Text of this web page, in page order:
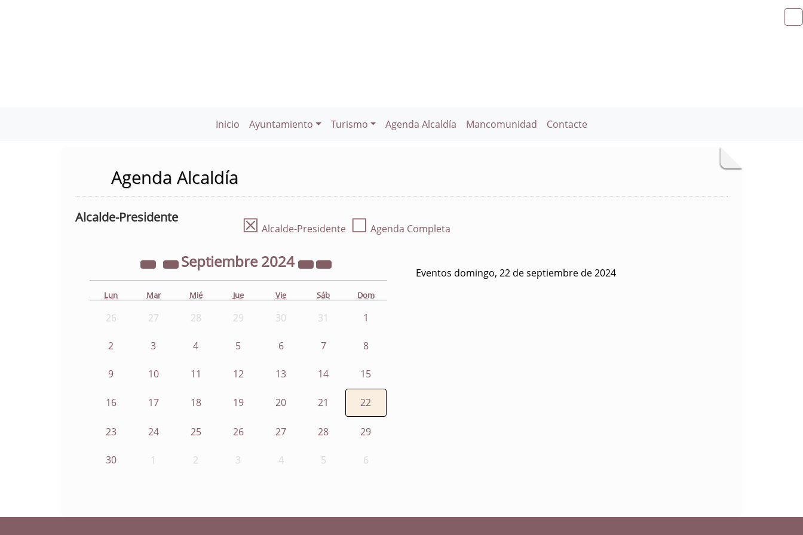
Inicio Ayuntamiento Turismo Agenda Alcaldía Mancomunidad Contacte
Agenda Alcaldía
Alcalde-Presidente ☒ Alcalde-Presidente ☐ Agenda Completa
Septiembre2024
Lun Mar Mié Jue Vie Sáb Dom
26 27 28 29 30 31 1
2 3 4 5 6 7 8
9 10 11 12 13 14 15
16 17 18 19 20 21 22
23 24 25 26 27 28 29
30 1 2 3 4 5 6
Eventos domingo, 22 de septiembre de 2024